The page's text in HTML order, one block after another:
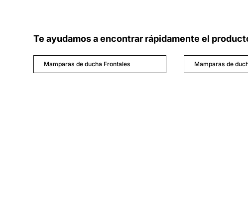
Te ayudamos a encontrar rápidamente el
Mamparas de ducha Frontales Mamparas de